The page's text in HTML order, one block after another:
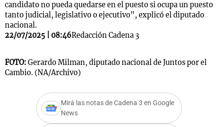
candidato no pueda quedarse en el puesto si ocupa un puesto
tanto judicial, legislativo o ejecutivo", explicó el diputado
nacional.
22/07/2025 | 08:46Redacción Cadena 3
FOTO: Gerardo Milman, diputado nacional de Juntos por el
Cambio. (NA/Archivo)
Mirá las notas de Cadena 3 en Google
News